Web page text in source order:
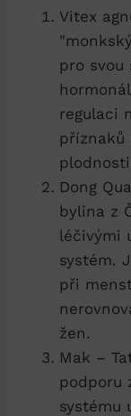
Vitex
pro svou
regulaci
příznaků
Dong
bylina z
léčivými
systém.
při
žen.
Mak –
podporu
systému